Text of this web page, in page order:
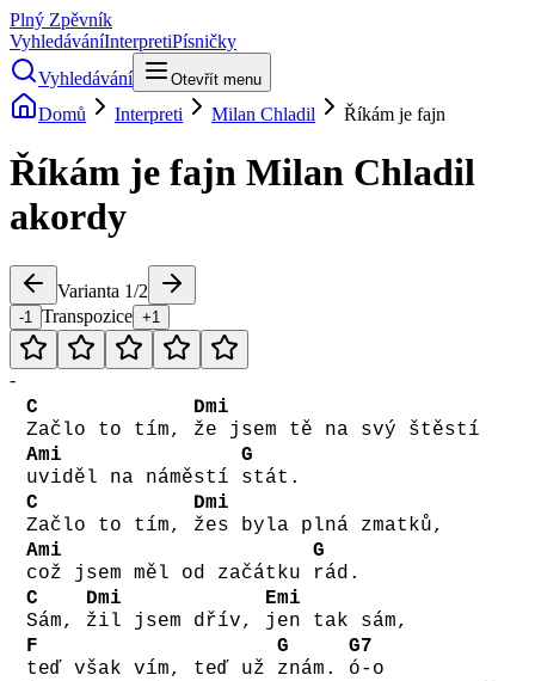
Plný Zpěvník
VyhledáváníInterpretiPísničky
Vyhledávání
Otevřít menu
Domů Interpreti Milan Chladil Říkám je fajn
Říkám je fajn Milan Chladil
akordy
Varianta 1/2
-1 Transpozice +1
-
C
Začlo to tím,
Dmi
že jsem tě na svý štěstí
Ami
uviděl na náměstí
G
stát.
C
Začlo to tím,
Dmi
žes byla plná zmatků,
Ami
což jsem měl od začátku
G
rád.
C
Sám,
Dmi
žil jsem dřív,
Emi
jen tak sám,
F
teď však vím, teď už
G
znám.
G7
ó-o